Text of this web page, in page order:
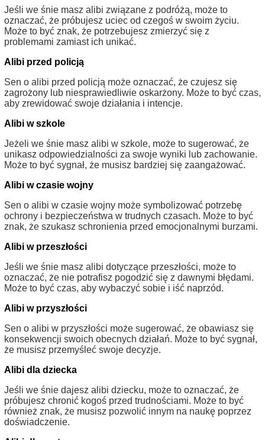
Jeśli we śnie masz alibi związane z podróżą, może to
oznaczać, że próbujesz uciec od czegoś w swoim życiu.
Może to być znak, że potrzebujesz zmierzyć się z
problemami zamiast ich unikać.
Alibi przed policją
Sen o alibi przed policją może oznaczać, że czujesz się
zagrożony lub niesprawiedliwie oskarżony. Może to być czas,
aby zrewidować swoje działania i intencje.
Alibi w szkole
Jeżeli we śnie masz alibi w szkole, może to sugerować, że
unikasz odpowiedzialności za swoje wyniki lub zachowanie.
Może to być sygnał, że musisz bardziej się zaangażować.
Alibi w czasie wojny
Sen o alibi w czasie wojny może symbolizować potrzebę
ochrony i bezpieczeństwa w trudnych czasach. Może to być
znak, że szukasz schronienia przed emocjonalnymi burzami.
Alibi w przeszłości
Jeśli we śnie masz alibi dotyczące przeszłości, może to
oznaczać, że nie potrafisz pogodzić się z dawnymi błędami.
Może to być czas, aby wybaczyć sobie i iść naprzód.
Alibi w przyszłości
Sen o alibi w przyszłości może sugerować, że obawiasz się
konsekwencji swoich obecnych działań. Może to być sygnał,
że musisz przemyśleć swoje decyzje.
Alibi dla dziecka
Jeśli we śnie dajesz alibi dziecku, może to oznaczać, że
próbujesz chronić kogoś przed trudnościami. Może to być
również znak, że musisz pozwolić innym na naukę poprzez
doświadczenie.